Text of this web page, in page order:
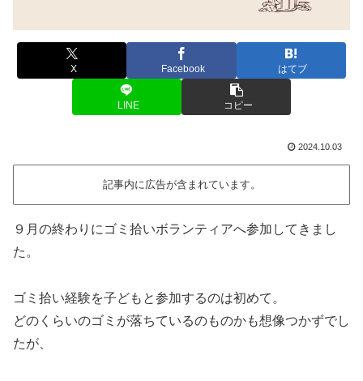
X Facebook はてブ
LINE コピー
2024.10.03
記事内に広告が含まれています。
９月の終わりにゴミ拾いボランティアへ参加してきまし
た。
ゴミ拾い経験を子どもと参加するのは初めて。
どのくらいのゴミが落ちているのものかも想像つかずでし
たが、